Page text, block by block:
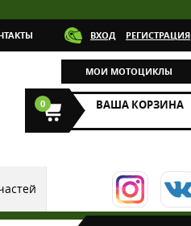
ВХОД РЕГИСТРАЦИЯ
МОИ МОТОЦИКЛЫ
0 ВАША КОРЗИНА